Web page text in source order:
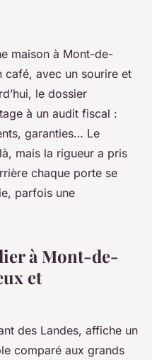
à Mont-
pour
lecture
maison à Mont-de-
café, avec un sourire et
le dossier
à un audit fiscal :
garanties… Le
mais la rigueur a pris
chaque porte se
parfois une
à Mont-de-
et
des Landes, affiche un
comparé aux grands